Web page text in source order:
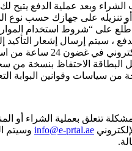
وبعد عملية الدفع يتيح
تنزيله على جهازك حسب نوع
على “شروط استخدام
، سيتم إرسال إشعار التأكيد
24 ساعة من استلام المبلغ.
البطاقة الاحتفاظ بنسخة من
من سياسات وقوانين البوابة
تتعلق بعملية الشراء أو
info@e-prtal.ae